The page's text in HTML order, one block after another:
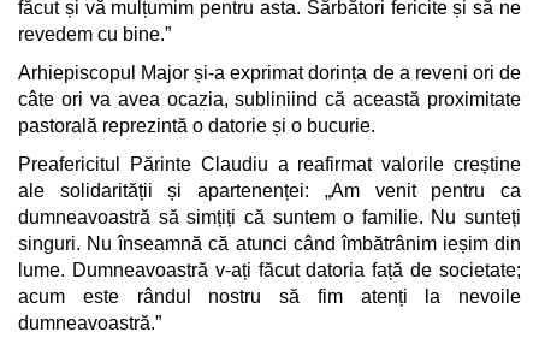
făcut și vă mulțumim pentru asta. Sărbători fericite și să ne
revedem cu bine.”
Arhiepiscopul Major și-a exprimat dorința de a reveni ori de
câte ori va avea ocazia, subliniind că această proximitate
pastorală reprezintă o datorie și o bucurie.
Preafericitul Părinte Claudiu a reafirmat valorile creștine
ale solidarității și apartenenței: „Am venit pentru ca
dumneavoastră să simțiți că suntem o familie. Nu sunteți
singuri. Nu înseamnă că atunci când îmbătrânim ieșim din
lume. Dumneavoastră v-ați făcut datoria față de societate;
acum este rândul nostru să fim atenți la nevoile
dumneavoastră.”